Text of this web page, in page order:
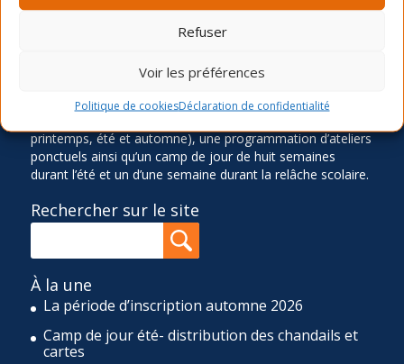
Refuser
Voir les préférences
Politique de cookiesDéclaration de confidentialité
Ancré dans le quartier Rosemont depuis 1966, le Service
des Loisirs Angus-Bourbonnière contribue significative à
offrant des activités physiques, sportives, culturelles,
sociocommunautaires et récréatives diversifiées,
accessibles et de qualité. Pour réaliser cette mission, le
printemps, été et automne), une programmation d’ateliers
ponctuels ainsi qu’un camp de jour de huit semaines
durant l’été et un d’une semaine durant la relâche scolaire.
Rechercher sur le site
À la une
La période d’inscription automne 2026
Camp de jour été- distribution des chandails et
cartes